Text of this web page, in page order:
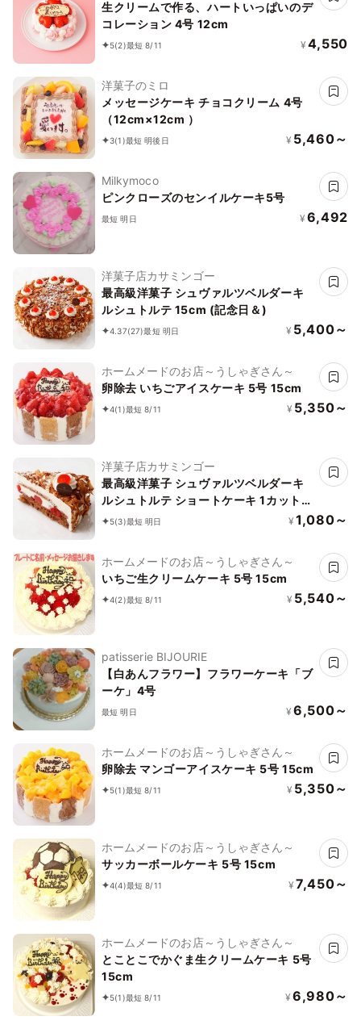
生クリームで作る、ハートいっぱいのデ
コレーション 4号 12cm
5(2)最短 8/11 ¥ 4,550
洋菓子のミロ
メッセージケーキ チョコクリーム 4号
（12cm×12cm ）
3(1)最短 明後日 ¥ 5,460～
Milkymoco
ピンクローズのセンイルケーキ5号
最短 明日 ¥ 6,492
洋菓子店カサミンゴー
最高級洋菓子 シュヴァルツベルダーキ
ルシュトルテ 15cm (記念日＆)
4.37(27)最短 明日 ¥ 5,400～
ホームメードのお店～うしゃぎさん～
卵除去 いちごアイスケーキ 5号 15cm
4(1)最短 8/11 ¥ 5,350～
洋菓子店カサミンゴー
最高級洋菓子 シュヴァルツベルダーキ
ルシュトルテ ショートケーキ 1カット
(記念日＆) 〇
5(3)最短 明日 ¥ 1,080～
ホームメードのお店～うしゃぎさん～
いちご生クリームケーキ 5号 15cm
4(2)最短 8/11 ¥ 5,540～
patisserie BIJOURIE
【白あんフラワー】フラワーケーキ「ブ
ーケ」4号
最短 明日 ¥ 6,500～
ホームメードのお店～うしゃぎさん～
卵除去 マンゴーアイスケーキ 5号 15cm
5(1)最短 8/11 ¥ 5,350～
ホームメードのお店～うしゃぎさん～
サッカーボールケーキ 5号 15cm
4(4)最短 8/11 ¥ 7,450～
ホームメードのお店～うしゃぎさん～
とことこでかぐま生クリームケーキ 5号
15cm
5(1)最短 8/11 ¥ 6,980～